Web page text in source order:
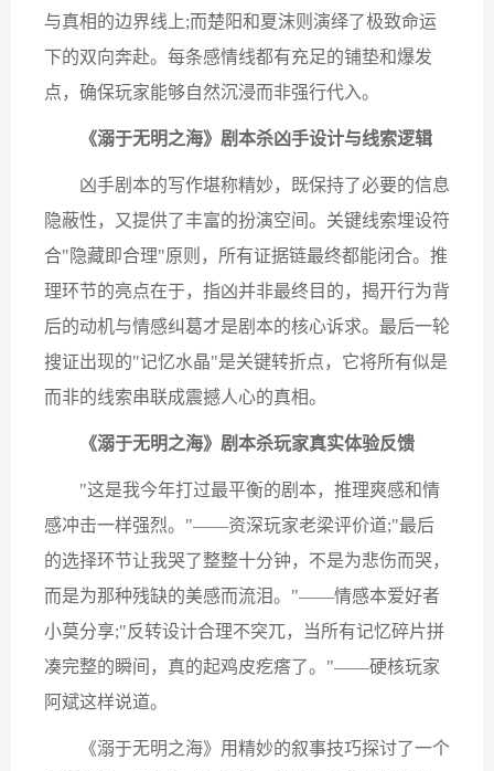
与真相的边界线上;而楚阳和夏沫则演绎了极致命运
下的双向奔赴。每条感情线都有充足的铺垫和爆发
点，确保玩家能够自然沉浸而非强行代入。
《溺于无明之海》剧本杀​​凶手设计与线索逻辑​​
凶手剧本的写作堪称精妙，既保持了必要的信息
隐蔽性，又提供了丰富的扮演空间。关键线索埋设符
合"隐藏即合理"原则，所有证据链最终都能闭合。推
理环节的亮点在于，指凶并非最终目的，揭开行为背
后的动机与情感纠葛才是剧本的核心诉求。最后一轮
搜证出现的"记忆水晶"是关键转折点，它将所有似是
而非的线索串联成震撼人心的真相。
《溺于无明之海》剧本杀​​玩家真实体验反馈​​
"这是我今年打过最平衡的剧本，推理爽感和情
感冲击一样强烈。"——资深玩家老梁评价道;"最后
的选择环节让我哭了整整十分钟，不是为悲伤而哭，
而是为那种残缺的美感而流泪。"——情感本爱好者
小莫分享;"反转设计合理不突兀，当所有记忆碎片拼
凑完整的瞬间，真的起鸡皮疙瘩了。"——硬核玩家
阿斌这样说道。
《溺于无明之海》用精妙的叙事技巧探讨了一个